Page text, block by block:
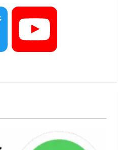
Twitter
5, 2026
NEWS
पीस यूनिवर्सिटी और जर्मनी के
के बीच समझौता; भारतीय छात्रों